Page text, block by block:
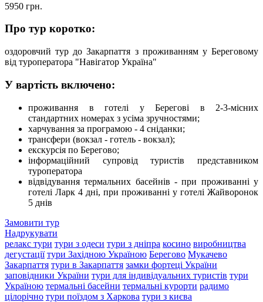
5950 грн.
Про тур коротко:
оздоровчий тур до Закарпаття з проживанням у Береговому
від туроператора "Навігатор Україна"
У вартість включено:
проживання в готелі у Берегові в 2-3-місних
стандартних номерах з усіма зручностями;
харчування за програмою - 4 сніданки;
трансфери (вокзал - готель - вокзал);
екскурсія по Берегово;
інформаційний супровід туристів представником
туроператора
відвідування термальних басейнів - при проживанні у
готелі Ларк 4 дні, при проживанні у готелі Жайворонок
5 днів
Замовити тур
Надрукувати
релакс тури тури з одеси тури з дніпра косино виробництва
дегустації тури Західною Україною Берегово Мукачево
Закарпаття тури в Закарпаття замки фортеці України
заповідники України тури для індивідуальних туристів тури
Україною термальні басейни термальні курорти радимо
цілорічно тури поїздом з Харкова тури з києва